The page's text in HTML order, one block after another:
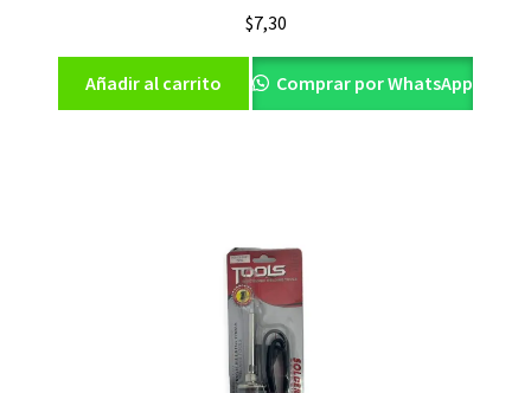
$7,30
Añadir al carrito Comprar por WhatsApp